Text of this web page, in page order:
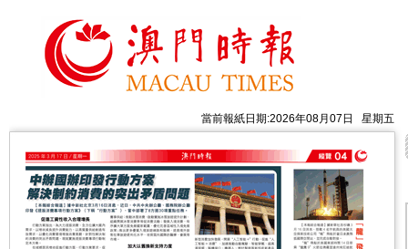
當前報紙日期:2026年08月07日 星期五